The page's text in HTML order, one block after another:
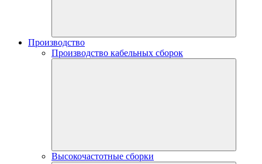
Производство
Производство кабельных сборок
Высокочастотные сборки